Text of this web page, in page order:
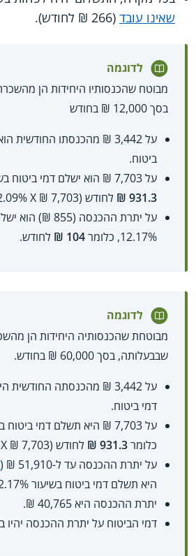
שאינו עובד (266 ₪ לחודש).
לדוגמה
מבוטח שהכנסותיו היחידות הן
בסך 12,000 ₪ בחודש
על 3,442 ₪ מהכנסתו
ביטוח.
על 7,703 ₪ הוא ישלם דמי ביטוח בשיעור 12.09% כלומר
931.3 ₪
לחודש (7,703 ₪ X‏ 12.09%).
על יתרת ההכנסה
12.17%, כלומר
104 ₪ לחודש.
לדוגמה
מבוטחת שהכנסותיה היחידות הן
שבבעלותה, בסך 60,000 ₪ בחודש.
על 3,442 ₪ מהכנסתה
דמי ביטוח.
כלומר931.3 ₪
לחודש (7,703 ₪ X‏ 12.09%).
על יתרת ההכנסה עד ל-51,910 ₪ (
היא תשלם דמי ביטוח בשיעור 12.17%.
יתרת ההכנסה היא 40,765 ₪.
דמי הביטוח על יתרת ההכנסה יהיו